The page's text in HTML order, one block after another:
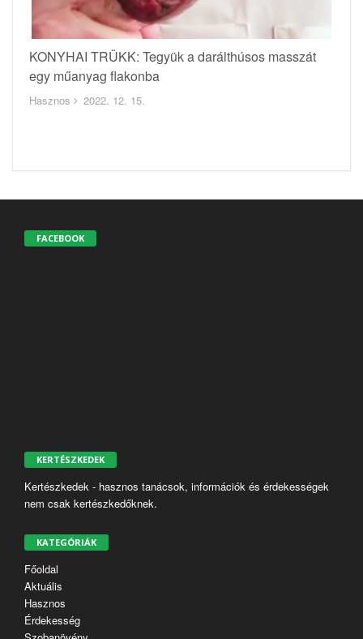
KONYHAI TRÜKK: Tegyük a darálthúsos masszát
egy műanyag flakonba
Hasznos 2022. 12. 15.
FACEBOOK
KERTÉSZKEDEK
Kertészkedek - hasznos tanácsok, információk és érdekességek
nem csak kertészkedőknek.
KATEGÓRIÁK
Főoldal
Aktuális
Hasznos
Érdekesség